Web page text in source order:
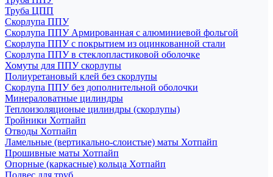
Труба ЦПП
Скорлупа ППУ
Скорлупа ППУ Армированная с алюминиевой фольгой
Скорлупа ППУ с покрытием из оцинкованной стали
Скорлупа ППУ в стеклопластиковой оболочке
Хомуты для ППУ скорлупы
Полиуретановый клей без скорлупы
Скорлупа ППУ без дополнительной оболочки
Минераловатные цилиндры
Теплоизоляционые цилиндры (скорлупы)
Тройники Хотпайп
Отводы Хотпайп
Ламельные (вертикально-слоистые) маты Хотпайп
Прошивные маты Хотпайп
Опорные (каркасные) кольца Хотпайп
Подвес для труб